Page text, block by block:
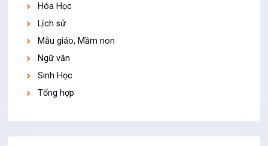
Hóa Học
Lịch sử
Mẫu giáo, Mầm non
Ngữ văn
Sinh Học
Tổng hợp